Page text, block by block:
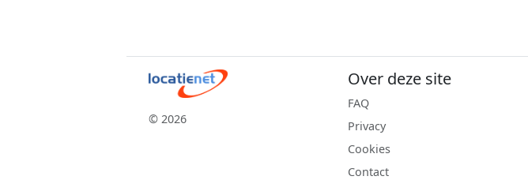
© 2026
Over deze site
FAQ
Privacy
Cookies
Contact